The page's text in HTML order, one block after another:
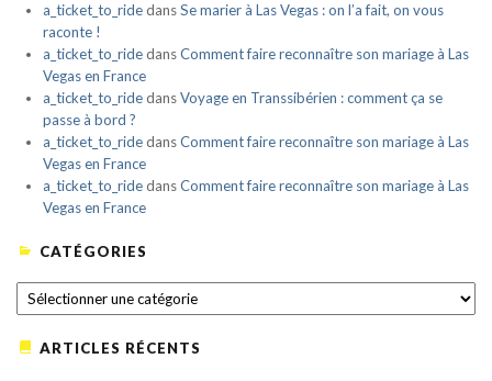
a_ticket_to_ridedansSe marier à Las Vegas : on l’a fait, on vous
raconte !
a_ticket_to_ridedansComment faire reconnaître son mariage à Las
Vegas en France
a_ticket_to_ridedansVoyage en Transsibérien : comment ça se
passe à bord ?
a_ticket_to_ridedansComment faire reconnaître son mariage à Las
Vegas en France
a_ticket_to_ridedansComment faire reconnaître son mariage à Las
Vegas en France
CATÉGORIES
CATÉGORIES
ARTICLES RÉCENTS